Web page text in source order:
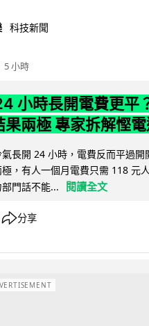
科技新聞
5 小時
小時長開電費更平
果兩極 專家拆解慳
長開 24 小時，電費反而平過開
，有人一個月電費只需 118 元
門話不能...
閱讀全文
分享